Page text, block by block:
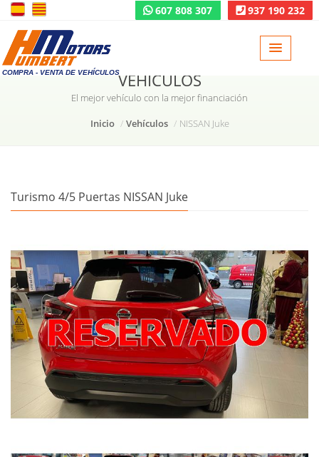
937 190 232
607 808 307
COMPRA - VENTA DE VEHÍCULOSVEHÍCULOS
El mejor vehículo con la mejor financiación
Inicio
Vehículos NISSAN Juke
Turismo 4/5 Puertas NISSAN Juke